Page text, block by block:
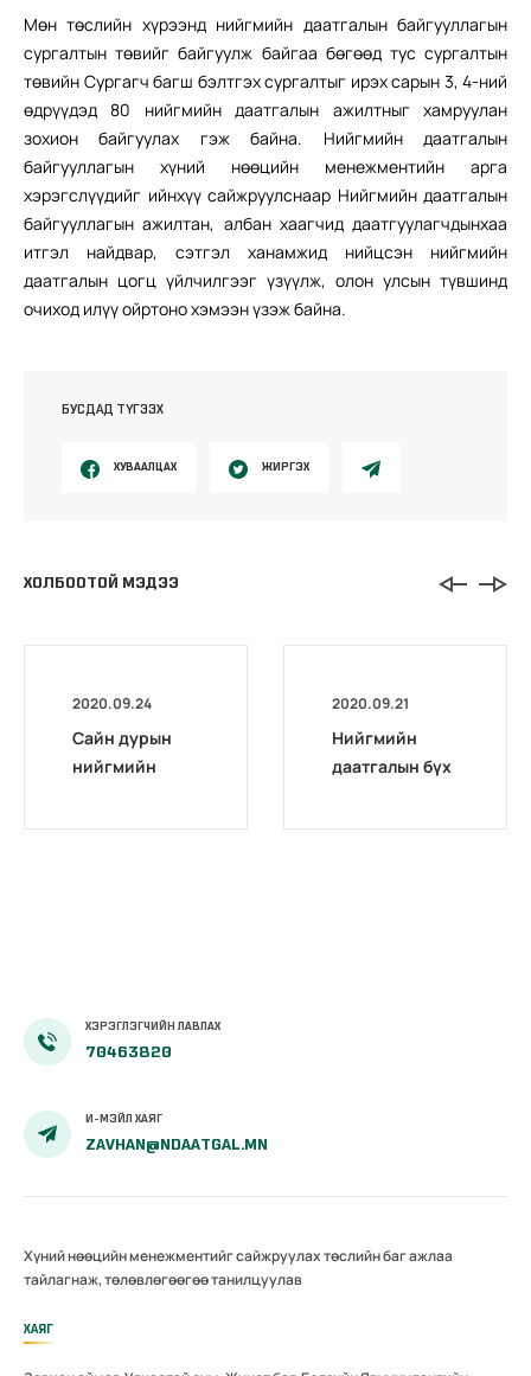
Мөн төслийн хүрээнд нийгмийн даатгалын байгууллагын
сургалтын төвийг байгуулж байгаа бөгөөд тус сургалтын
төвийн Сургагч багш бэлтгэх сургалтыг ирэх сарын 3, 4-ний
өдрүүдэд 80 нийгмийн даатгалын ажилтныг хамруулан
зохион байгуулах гэж байна. Нийгмийн даатгалын
байгууллагын хүний нөөцийн менежментийн арга
хэрэгслүүдийг ийнхүү сайжруулснаар Нийгмийн даатгалын
байгууллагын ажилтан, албан хаагчид даатгуулагчдынхаа
итгэл найдвар, сэтгэл ханамжид нийцсэн нийгмийн
даатгалын цогц үйлчилгээг үзүүлж, олон улсын түвшинд
очиход илүү ойртоно хэмээн үзэж байна.
БУСДАД ТҮГЭЭХ
ХУВААЛЦАХ ЖИРГЭХ
ХОЛБООТОЙ МЭДЭЭ
2020.09.24
Сайн дурын
нийгмийн
2020.09.21
Нийгмийн
даатгалын бүх
ХЭРЭГЛЭГЧИЙН ЛАВЛАХ
70463820
И-МЭЙЛ ХАЯГ
ZAVHAN@NDAATGAL.MN
Хүний нөөцийн менежментийг сайжруулах төслийн баг ажлаа
тайлагнаж, төлөвлөгөөгөө танилцуулав
ХАЯГ